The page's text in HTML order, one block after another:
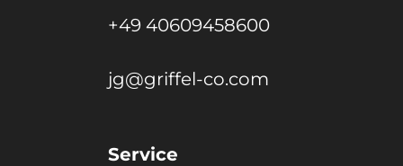
+49 40609458600
jg@griffel-co.com
Service